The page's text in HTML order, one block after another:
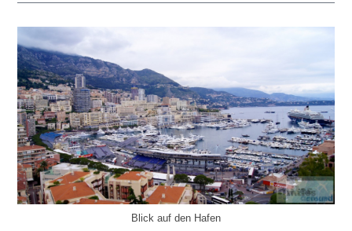
Blick auf den Hafen